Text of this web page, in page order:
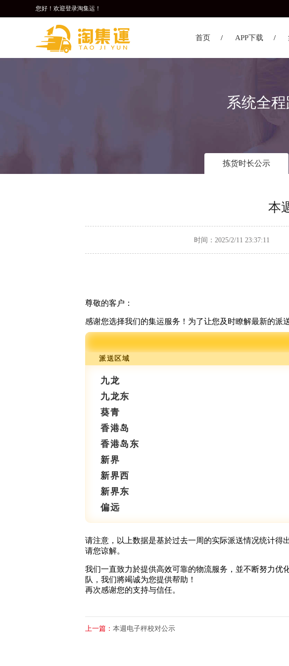
您好！欢迎登录淘集运！
首页 APP下载
系统全
拣货时长公示
本
时间：2025/2/11 23:37:11
尊敬的客户：
感谢您选择我们的集运服务！为了让您及时瞭解最新的派
派送区域
九龙
九龙东
葵青
香港岛
香港岛东
新界
新界西
新界东
偏远
请注意，以上数据是基於过去一周的实际派送情况统计得
请您谅解。
我们一直致力於提供高效可靠的物流服务，並不断努力优
队，我们將竭诚为您提供帮助！
再次感谢您的支持与信任。
上一篇： 本週电子秤校对公示